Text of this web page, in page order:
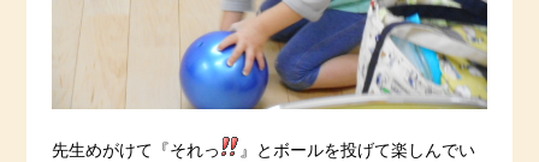
先生めがけて『それっ
』とボールを投げて楽しんでい